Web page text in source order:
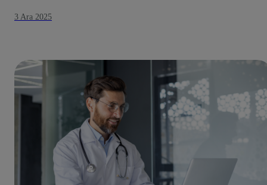
3 Ara 2025